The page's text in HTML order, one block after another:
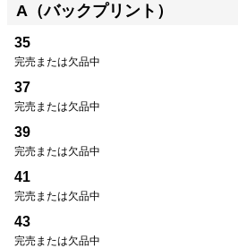
サイズ 身丈
37
62.5cm 45.0cm
45
A（バックプリント）
35
完売または欠品中
37
完売または欠品中
39
完売または欠品中
41
完売または欠品中
43
完売または欠品中